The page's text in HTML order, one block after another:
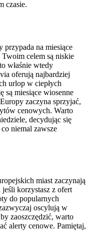
czasie.
przypada na miesiące
Twoim celem są niskie
właśnie wtedy
oferują najbardziej
urlop w ciepłych
są miesiące wiosenne
zaczyna sprzyjać,
cenowych. Warto
decydując się
niemal zawsze
miast zaczynają
korzystasz z ofert
do popularnych
oscylują w
zaoszczędzić, warto
alerty cenowe. Pamiętaj,